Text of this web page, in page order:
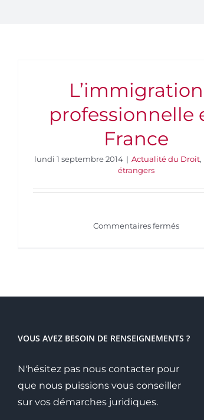
L’immigration
professionnelle
France
lundi 1 septembre 2014 | Actualité du Droit,
étrangers
Commentaires ferméssur
VOUS AVEZ BESOIN DE RENSEIGNEMENTS ?
N'hésitez pas nous contacter pour
que nous puissions vous conseiller
sur vos démarches juridiques.